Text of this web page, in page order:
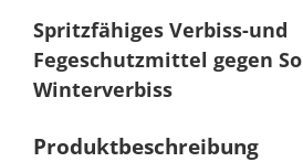
Spritzfähiges Verbiss-und
Fegeschutzmittel gegen
Winterverbiss
Produktbeschreibung